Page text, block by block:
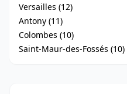
Versailles (12)
Antony (11)
Colombes (10)
Saint-Maur-des-Fossés (10)